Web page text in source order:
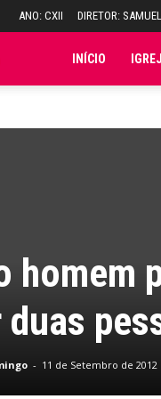
ANO: CXII DIRETOR:
Folha INÍCIO
homem
duas
- 11 de Setembro de 2012